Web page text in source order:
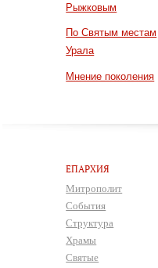
Рыжковым
По Святым местам
Урала
Мнение поколения
ЕПАРХИЯ
Митрополит
События
Структура
Храмы
Святые